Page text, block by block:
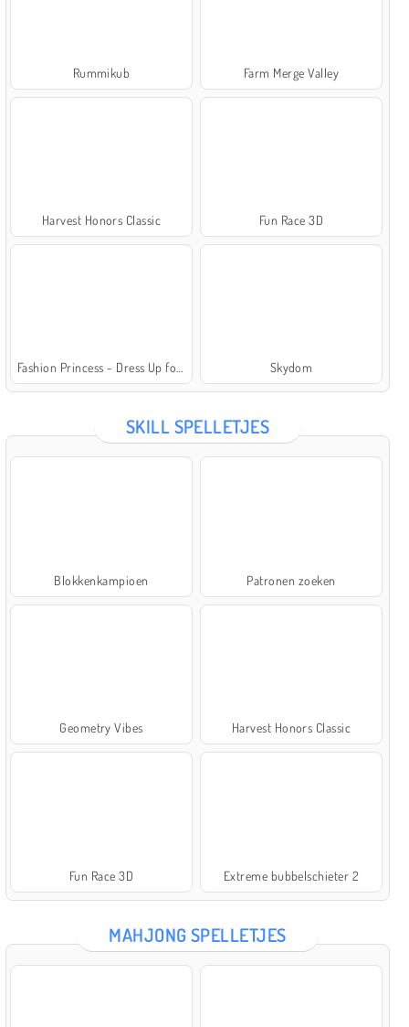
Rummikub Farm Merge Valley
Harvest Honors Classic Fun Race 3D
Fashion Princess - Dress Up for Girls Skydom
SKILL SPELLETJES
Blokkenkampioen Patronen zoeken
Geometry Vibes Harvest Honors Classic
Fun Race 3D Extreme bubbelschieter 2
MAHJONG SPELLETJES